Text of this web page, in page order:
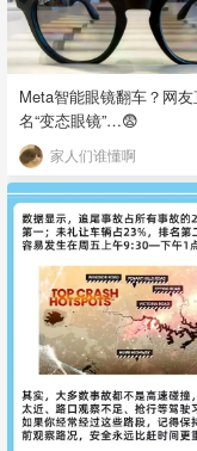
Meta智能眼镜翻车？网
名“变态眼镜”…😨
家人们谁懂啊